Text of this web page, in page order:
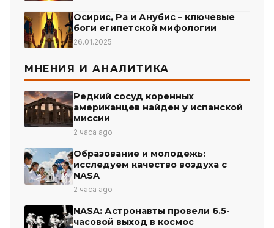
Осирис, Ра и Анубис – ключевые
боги египетской мифологии
26.01.2025
МНЕНИЯ И АНАЛИТИКА
Редкий сосуд коренных
американцев найден у испанской
миссии
2 часа ago
Образование и молодежь:
исследуем качество воздуха с
NASA
2 часа ago
NASA: Астронавты провели 6.5-
часовой выход в космос